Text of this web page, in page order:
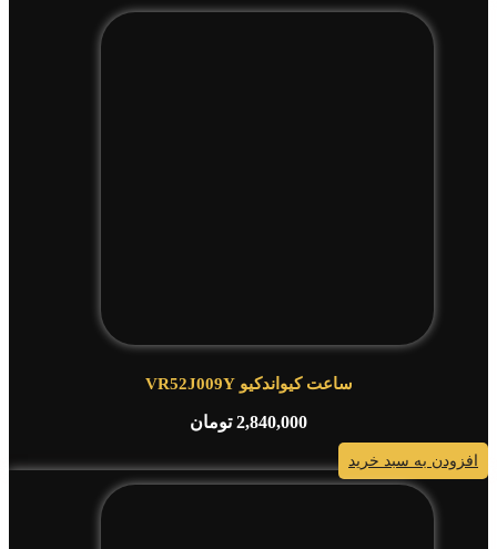
ساعت کیواندکیو VR52J009Y
2,840,000 تومان
افزودن به سبد خرید